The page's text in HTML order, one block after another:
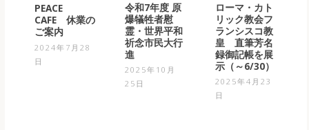
PEACE
CAFE 休業の
ご案内
2024年7月28
日
令和7年度 原
爆犠牲者慰
霊・世界平和
祈念市民大行
進
2025年10月
25日
ローマ・カト
リック教会フ
ランシスコ教
皇 直筆芳名
録御記帳を展
示（～6/30）
2025年4月23
日